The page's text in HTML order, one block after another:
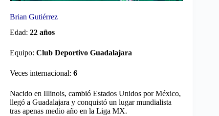
Brian Gutiérrez
Edad: 22 años
Equipo: Club Deportivo Guadalajara
Veces internacional: 6
Nacido en Illinois, cambió Estados Unidos por México,
llegó a Guadalajara y conquistó un lugar mundialista
tras apenas medio año en la Liga MX.